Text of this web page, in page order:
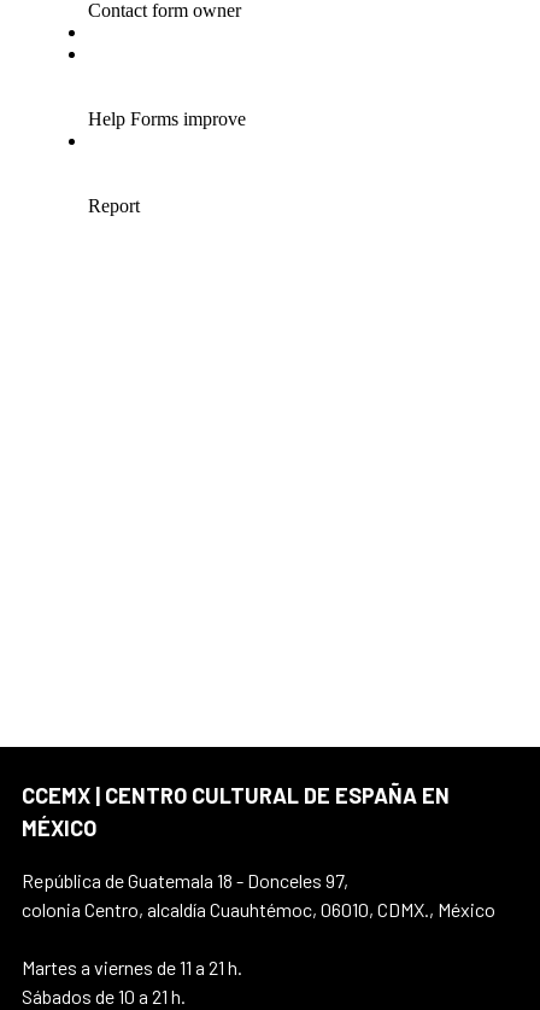
CCEMX | CENTRO CULTURAL DE ESPAÑA EN
MÉXICO
República de Guatemala 18 - Donceles 97,
colonia Centro, alcaldía Cuauhtémoc, 06010, CDMX., México
Martes a viernes de 11 a 21 h.
Sábados de 10 a 21 h.